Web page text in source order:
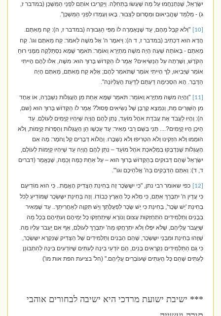
יִשְׂרָאֵל, שֶׁנִּתְנַחֲמוּ עַל מַה שֶּׁעָשׂוּ בַּתְּחִלָּה. וַיַּקְרִיבוּ אוֹתָם לִפְנֵי הַמִּשְׁכָּן (במדבר ז,
ג) - מְלַמֵּד שֶׁהֱבִיאוּם וּמְסָרוּם לַצִּבּוּר. בָּאוּ וְעָמְדוּ לִפְנֵי הַמִּשְׁכָּן".
[10] "וְלֹא קִבֵּל מֵהֶם, עַד שֶׁנֶּאֶמְרָה לוֹ מִפִּי הַגְּבוּרָה (במדבר ז, ה): קַח מֵאִתָּם.
הֲדָא הוּא דִכְתִיב (במדבר ז, ד ה): וַיֹּאמֶר ה' אֶל משֶׁה לֵאמֹר: קַח מֵאִתָּם וגו'. קַח
מֵאִתָּם - בְּאוֹתָהּ שָׁעָה הָיָה משֶׁה מִתְיָרֵא וְאוֹמֵר: תֹּאמַר שֶׁמָּא נִסְתַּלְּקָה מִמֶּנִּי רוּחַ
הַקֹּדֶשׁ, וְשָׁרְתָה עַל הַנְּשִׂיאִים? אָמַר לוֹ הַקָּדוֹשׁ בָּרוּךְ הוּא: משֶׁה, אִלּוּ לָהֶם הָיִיתִי
אוֹמֵר שֶׁיָּבִיאוּ, לְךָ הָיִיתִי אוֹמֵר שֶׁתֹּאמַר לָהֶם; אֶלָּא קַח מֵאִתָּם, מֵאִתָּם הָיָה
הַדָּבָר. הָא הִסְכִּימָה דַעְתָּם לַדַּעַת הָעֶלְיוֹנָה".
[11] "וְהָיָה משֶׁה מִתְיָרֵא וְאוֹמֵר: תֹּאמַר שֶׁמָּא אַחַת מִן הָעֲגָלוֹת נִשְׁבְּרָה, אוֹ אֶחָד
מִן הַשְּׁוָרִים מֵת, וְנִמְצָא קָרְבָּן שֶׁל נְשִׂיאִים פָּסוּל? אָמַר לוֹ הַקָּדוֹשׁ בָּרוּךְ הוּא (שם,
ה): וְהָיוּ לַעֲבֹד אֶת עֲבֹדַת אֹהֶל מוֹעֵד, נָתַן לָהֶם הֲוָיָה שֶׁיִּהְיוּ קַיָּמִים לְעוֹלָם. עַד
הֵיכָן הָיוּ קַיָּמִים?.... תָּנֵי בְּשֵׁם רַבִּי מֵאִיר: עַד עַכְשָׁו הֵן הָעֲגָלוֹת וְהַפָּרוֹת קַיָּמוֹת, וְלֹא
הוּמְמוּ וְלֹא הִזְקִינוּ וְלֹא הִטְרִיפוּ וְלֹא נִשְׁבָּרוּ. וַהֲלוֹא דְבָרִים קַל וָחֹמֶר: מָה אִם
הָעֲגָלוֹת שֶׁנִּדְבְּקוּ בִּמְלֶאכֶת אֹהֶל מוֹעֵד – נִתַּן לָהֶם הֲוָיָה עַד שֶׁיִּהְיוּ קַיָּמוֹת לְעוֹלָם,
יִשְׂרָאֵל שֶׁהֵם דְּבוּקִים בְּהַקָּדוֹשׁ בָּרוּךְ הוּא – עַל אַחַת כַּמָּה וְכַמָּה, שֶׁנֶּאֱמַר (דברים
ד, ד): וְאַתֶּם הַדְּבֵקִים בַּה' אֱלֹהֵיכֶם וגו'".
[12] כפי שאומר רבי נתן, "כִּי יִשָּשְׂכָר זֶה בְּחִינַת הַצַּדִּיק הָאֱמֶת.. כִּי הוּא מוֹדִיעָם
כִּי עֲדַיִן ה' יִתְבָּרַךְ אִתָּם, כִּי מְלֹא כָל הָאָרֶץ כְּבוֹדוֹ. וְזֶה בְּחִינַת יִשָּשְׂכָר שֶׁמּוֹדִיעַ לַכֹּל
בְּחִינַת 'יֵשׁ שָׂכָר', בְּחִינַת כִּי יֵשׁ שָׂכָר לִפְעֻלָּתֵךְ וְיֵשׁ תִּקְוָה לְאַחֲרִיתֵךְ.. עַד שֶׁמֵּאִיר
בְּבָנִים וְתַלְמִידִים הִתְחַזְּקוּת עָצוּם וְנוֹרָא שֶׁיִּתְחַזְּקוּ כָּל יְמֵיהֶם וְעִתֵּיהֶם בְּכָל מַה
שֶּׁיַּעֲבֹר עֲלֵיהֶם, שֶׁלֹּא יִפְּלוּ וְלֹא יִתְרַחֲקוּ מֵה' יִתְבָּרַךְ לְעוֹלָם, אַף אִם יַעֲבֹר עָלָיו מָה.
שֶׁזֶּהוּ בְּחִינַת וּמִבְּנֵי יִשָּשְׂכָר, שֶׁהֵם הַבָּנִים וְתַלְמִידִים שֶׁל הַצַּדִּיק שֶׁנִּקְרָא יִשָּשְׂכָר,
כִּי גַּם הַתַּלְמִידִים נִקְרָאִים בָּנִים, הֵם יוֹדְעֵי בִינָה לָעִתִּים שֶׁיּוֹדְעִים בִּינָה לְהִתְבּוֹנֵן
לָעִתִּים שֶׁהֵם כָּל הָעִתִּים שֶׁעוֹבְרִים עֲלֵיהֶם." (הל' בציעת הפת אות מו')
*** ישיבת ישועת מרדכי היא ישיבה לבחורים אוהבי